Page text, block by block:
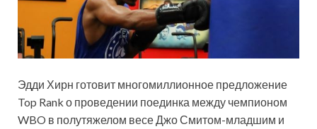
Эдди Хирн готовит многомиллионное предложение
Top Rank о проведении поединка между чемпионом
WBO в полутяжелом весе Джо Смитом-младшим и